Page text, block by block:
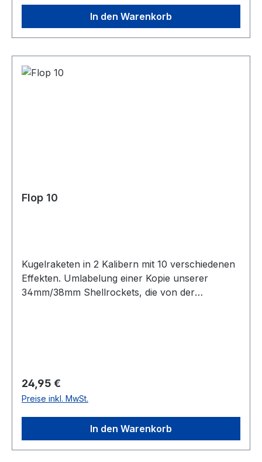
Blinksternen
In den Warenkorb
Flop 10
Kugelraketen in 2 Kalibern mit 10 verschiedenen
Effekten. Umlabelung einer Kopie unserer
34mm/38mm Shellrockets, die von der
Regulärer Preis:
24,95 €
Preise inkl. MwSt.
In den Warenkorb